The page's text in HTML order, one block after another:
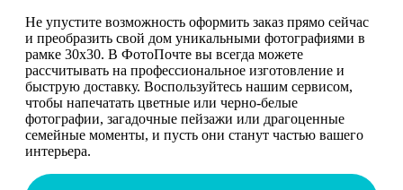
Не упустите возможность оформить заказ прямо сейчас
и преобразить свой дом уникальными фотографиями в
рамке 30х30. В ФотоПочте вы всегда можете
рассчитывать на профессиональное изготовление и
быструю доставку. Воспользуйтесь нашим сервисом,
чтобы напечатать цветные или черно-белые
фотографии, загадочные пейзажи или драгоценные
семейные моменты, и пусть они станут частью вашего
интерьера.